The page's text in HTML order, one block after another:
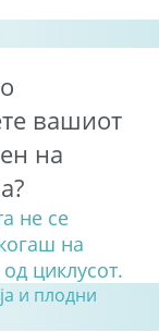
вашиот
на
не се
на
циклусот.
и плодни